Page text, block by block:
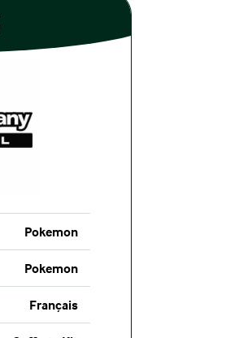
Pokemon
Pokemon
Français